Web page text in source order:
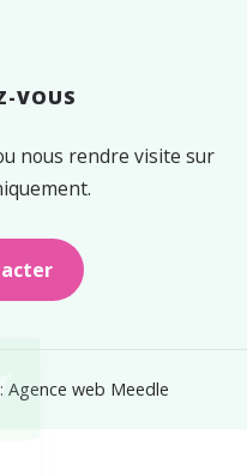
VOUS
nous rendre visite sur
Agence web Meedle
le bon